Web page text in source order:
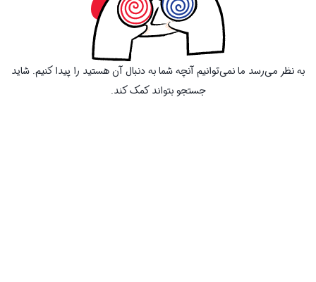
به نظر می‌رسد ما نمی‌توانیم آنچه شما به دنبال آن هستید را پیدا کنیم. شاید
جستجو بتواند کمک کند.